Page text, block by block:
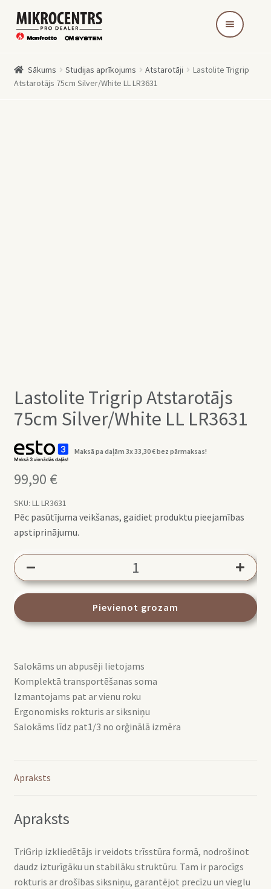
Skip
to
Skip
to
Sākums Studijas aprīkojums Atstarotāji
Lastolite Trigrip
Atstarotājs 75cm Silver/White LL LR3631
Lastolite Trigrip Atstarotājs
75cm Silver/White LL LR3631
Maksā pa daļām 3x33,30€bez pārmaksas!
99,90 €
SKU: LL LR3631
Pēc pasūtījuma veikšanas, gaidiet produktu pieejamības
apstiprinājumu.
Atstarotājs
Silver/White
daudzums
Pievienot grozam
Salokāms un abpusēji lietojams
Komplektā transportēšanas soma
Izmantojams pat ar vienu roku
Ergonomisks rokturis ar siksniņu
Salokāms līdz pat1/3 no orģinālā izmēra
Apraksts
Apraksts
TriGrip izkliedētājs ir veidots trīsstūra formā, nodrošinot
daudz izturīgāku un stabilāku struktūru. Tam ir parocīgs
rokturis ar drošības siksniņu, garantējot precīzu un vieglu